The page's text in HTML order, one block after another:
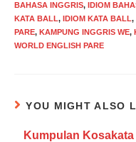
BAHASA INGGRIS, IDIOM
KATA BALL, IDIOM KATA BALL,
PARE, KAMPUNG INGGRIS WE,
WORLD ENGLISH PARE
YOU MIGHT ALSO
Kumpulan